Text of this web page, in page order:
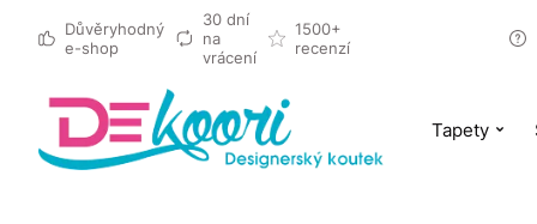
Důvěryhodný
e-shop
30 dní
na
vrácení
1500+
recenzí
Tapety